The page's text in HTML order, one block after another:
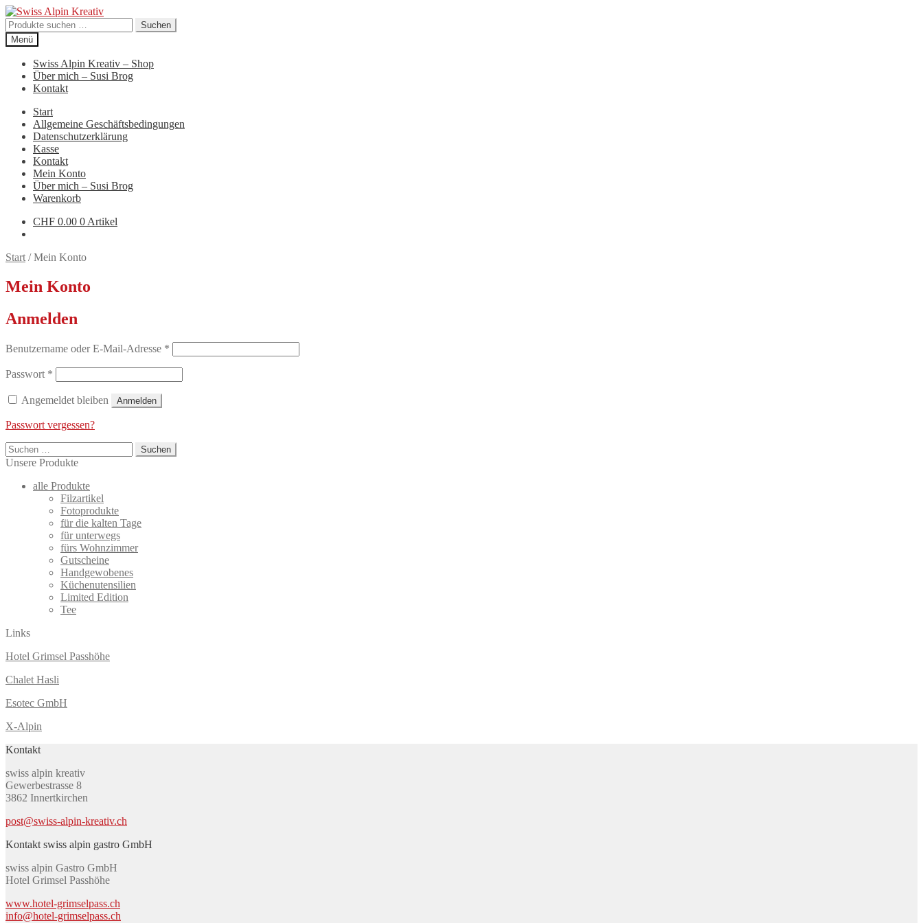
Zur
Navigation
springen
Zum
Inhalt
springen
Suchen
nach:
Suchen
Menü
Swiss Alpin Kreativ – Shop
Über mich – Susi Brog
Kontakt
Start
Allgemeine Geschäftsbedingungen
Datenschutzerklärung
Kasse
Kontakt
Mein Konto
Über mich – Susi Brog
Warenkorb
CHF 0.00 0 Artikel
Start /Mein Konto
Mein Konto
Anmelden
Benutzername oder E-Mail-Adresse *
Passwort *
Angemeldet bleiben Anmelden
Passwort vergessen?
Suchen
nach:
Unsere Produkte
alle Produkte
Filzartikel
Fotoprodukte
für die kalten Tage
für unterwegs
fürs Wohnzimmer
Gutscheine
Handgewobenes
Küchenutensilien
Limited Edition
Tee
Links
Hotel Grimsel Passhöhe
Chalet Hasli
Esotec GmbH
X-Alpin
Kontakt
swiss alpin kreativ
Gewerbestrasse 8
3862 Innertkirchen
post@swiss-alpin-kreativ.ch
Kontakt swiss alpin gastro GmbH
swiss alpin Gastro GmbH
Hotel Grimsel Passhöhe
www.hotel-grimselpass.ch
info@hotel-grimselpass.ch